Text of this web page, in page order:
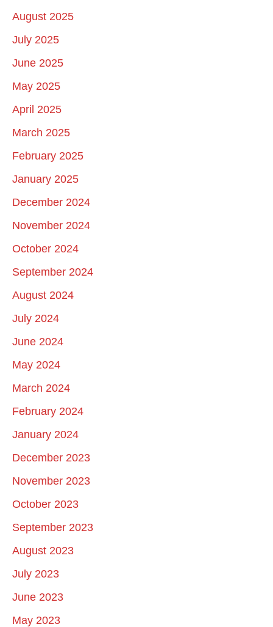
August 2025
July 2025
June 2025
May 2025
April 2025
March 2025
February 2025
January 2025
December 2024
November 2024
October 2024
September 2024
August 2024
July 2024
June 2024
May 2024
March 2024
February 2024
January 2024
December 2023
November 2023
October 2023
September 2023
August 2023
July 2023
June 2023
May 2023